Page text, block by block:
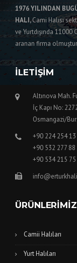
1976 YILINDAN
HALI,Cami Halısı
ve Yurtdışında
aranan firma
İLETIŞIM
Altınova Mah.
İç Kapı No:
Osmangazi/
+90 224 254 13
+90 532 277 88
+90 534 215
ÜRÜNLERIMIZ
Camii Halıları
Yurt Halıları